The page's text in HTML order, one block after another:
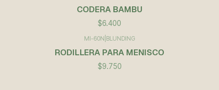
CODERA BAMBU
$6.400
MI-60N BLUNDING
RODILLERA PARA MENISCO
$9.750